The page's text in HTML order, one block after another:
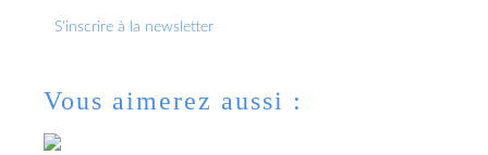
S'inscrire à la newsletter
Vous aimerez aussi :